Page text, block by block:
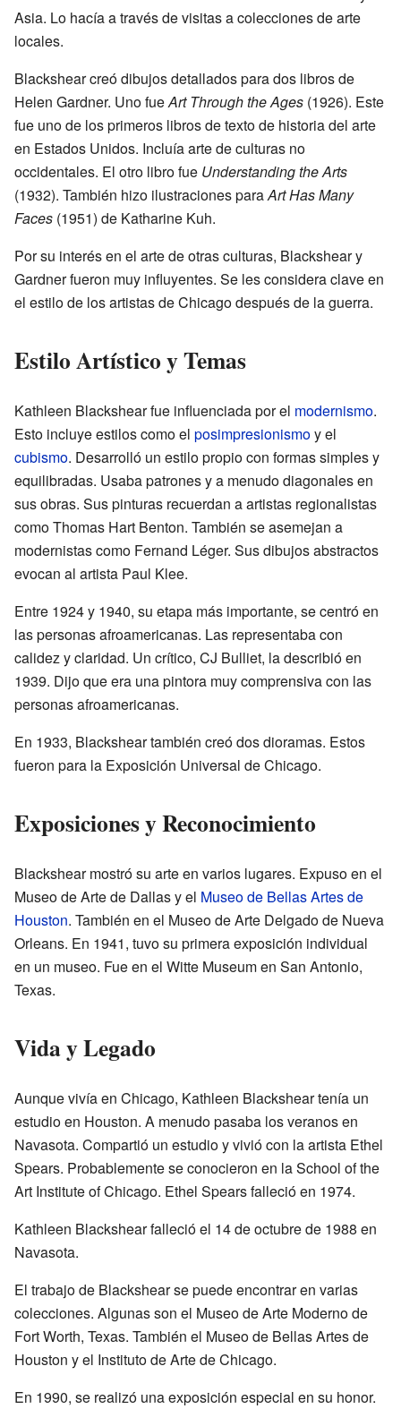
Asia. Lo hacía a través de visitas a colecciones de arte
locales.
Blackshear creó dibujos detallados para dos libros de
Helen Gardner. Uno fueArt Through the Ages (1926). Este
fue uno de los primeros libros de texto de historia del arte
en Estados Unidos. Incluía arte de culturas no
occidentales. El otro libro fue Understanding the Arts
(1932). También hizo ilustraciones paraArt Has Many
Faces (1951) de Katharine Kuh.
Por su interés en el arte de otras culturas, Blackshear y
Gardner fueron muy influyentes. Se les considera clave en
el estilo de los artistas de Chicago después de la guerra.
Estilo Artístico y Temas
Kathleen Blackshear fue influenciada por el modernismo.
Esto incluye estilos como el posimpresionismoy el
cubismo. Desarrolló un estilo propio con formas simples y
equilibradas. Usaba patrones y a menudo diagonales en
sus obras. Sus pinturas recuerdan a artistas regionalistas
como Thomas Hart Benton. También se asemejan a
modernistas como Fernand Léger. Sus dibujos abstractos
evocan al artista Paul Klee.
Entre 1924 y 1940, su etapa más importante, se centró en
las personas afroamericanas. Las representaba con
calidez y claridad. Un crítico, CJ Bulliet, la describió en
1939. Dijo que era una pintora muy comprensiva con las
personas afroamericanas.
En 1933, Blackshear también creó dos dioramas. Estos
fueron para la Exposición Universal de Chicago.
Exposiciones y Reconocimiento
Blackshear mostró su arte en varios lugares. Expuso en el
Museo de Arte de Dallas y el Museo de Bellas Artes de
Houston. También en el Museo de Arte Delgado de Nueva
Orleans. En 1941, tuvo su primera exposición individual
en un museo. Fue en el Witte Museum en San Antonio,
Texas.
Vida y Legado
Aunque vivía en Chicago, Kathleen Blackshear tenía un
estudio en Houston. A menudo pasaba los veranos en
Navasota. Compartió un estudio y vivió con la artista Ethel
Spears. Probablemente se conocieron en la School of the
Art Institute of Chicago. Ethel Spears falleció en 1974.
Kathleen Blackshear falleció el 14 de octubre de 1988 en
Navasota.
El trabajo de Blackshear se puede encontrar en varias
colecciones. Algunas son el Museo de Arte Moderno de
Fort Worth, Texas. También el Museo de Bellas Artes de
Houston y el Instituto de Arte de Chicago.
En 1990, se realizó una exposición especial en su honor.